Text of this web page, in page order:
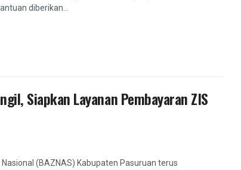
diberikan...
Siapkan Layanan Pembayaran ZIS
(BAZNAS) Kabupaten Pasuruan terus